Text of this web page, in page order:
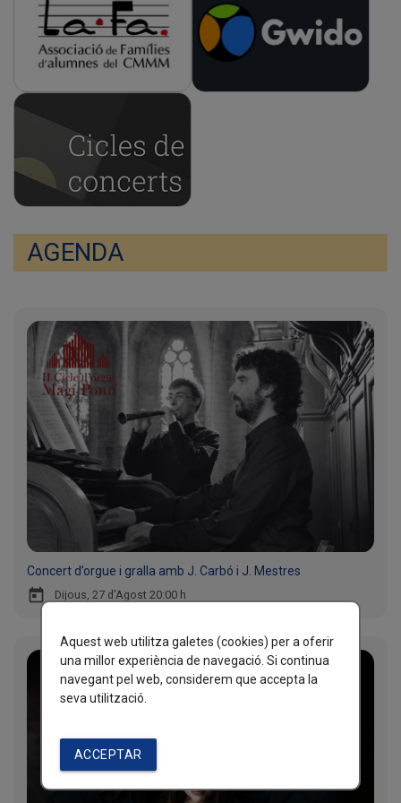
Aquest web utilitza galetes (cookies) per a oferir
una millor experiència de navegació. Si continua
navegant pel web, considerem que accepta la
seva utilització.
ACCEPTAR
AGENDA
Concert d’orgue i gralla amb J. Carbó i J. Mestres
today Dijous, 27 d'Agost 20:00 h